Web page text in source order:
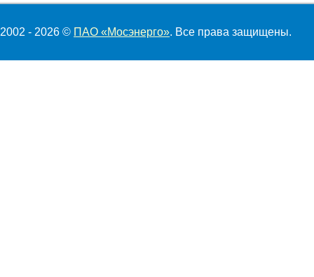
2002 - 2026 © ПАО «Мосэнерго». Все права защищены.